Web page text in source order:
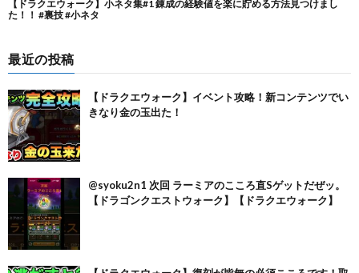
最近の投稿
【ドラクエウォーク】イベント攻略！新コンテンツでい
きなり金の玉出た！
@syoku2n1 次回 ラーミアのこころ直Sゲットだぜッ。
【ドラゴンクエストウォーク】【ドラクエウォーク】